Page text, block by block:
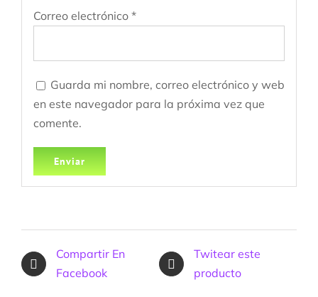
Correo electrónico *
Guarda mi nombre, correo electrónico y web
en este navegador para la próxima vez que
comente.
Compartir En
Facebook
Twitear este
producto